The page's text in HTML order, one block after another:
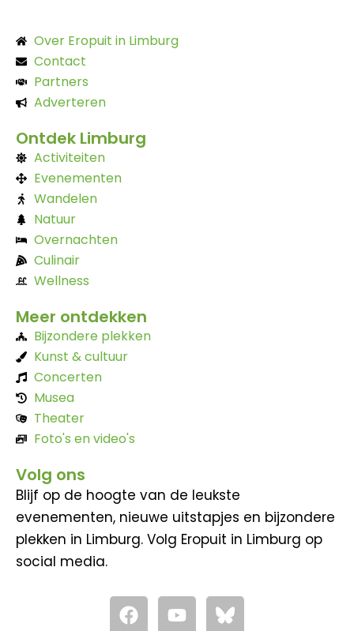
Over Eropuit in Limburg
Contact
Partners
Adverteren
Ontdek Limburg
Activiteiten
Evenementen
Wandelen
Natuur
Overnachten
Culinair
Wellness
Meer ontdekken
Bijzondere plekken
Kunst & cultuur
Concerten
Musea
Theater
Foto's en video's
Volg ons
Blijf op de hoogte van de leukste
evenementen, nieuwe uitstapjes en bijzondere
plekken in Limburg. Volg Eropuit in Limburg op
social media.
F
a
Y
o